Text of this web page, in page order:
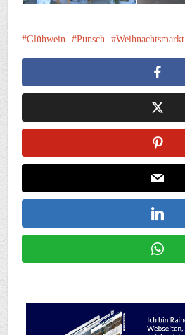
Glühwein Punsch Weihnachtsmarkt